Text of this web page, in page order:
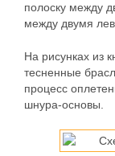
полоску между
между двумя
На рисунках из
тесненные
процесс
шнура-основы.